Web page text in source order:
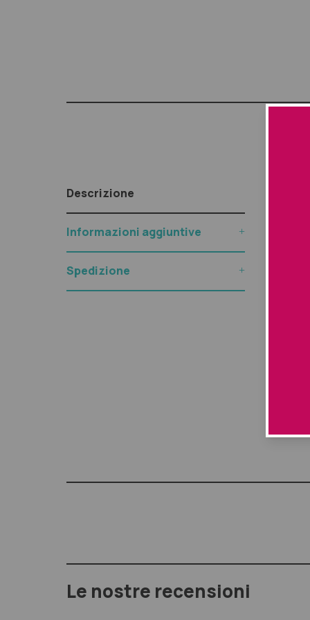
Descrizione
Informazioni aggiuntive
Spedizione
Dopo
Le nostre recensioni